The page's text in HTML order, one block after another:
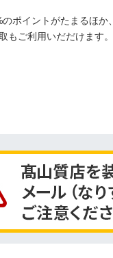
ポイントがたまるほか、
もご利用いだだけます。